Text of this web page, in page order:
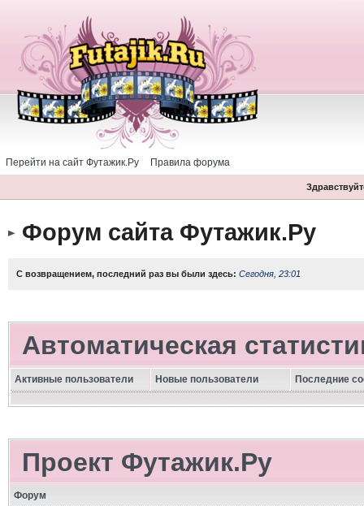
Перейти на сайт Футажик.Ру Правила форума
Форум сайта Футажик.Ру
С возвращением, последний раз вы были здесь: Сегодня, 23:01
Автоматическая
Активные пользователи Новые пользователи Последние
Проект Футажик.Ру
Форум